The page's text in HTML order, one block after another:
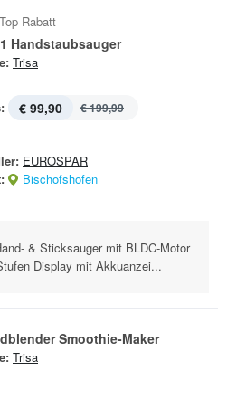
Top Rabatt
Handstaubsauger
Trisa
€ 99,90 € 199,99
EUROSPAR
Bischofshofen
& Sticksauger mit BLDC-Motor
Display mit Akkuanzei...
Smoothie-Maker
Trisa